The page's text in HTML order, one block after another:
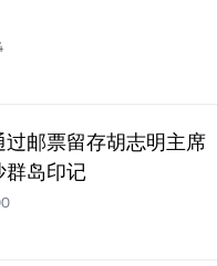
过邮票留存胡志明主席
群岛印记